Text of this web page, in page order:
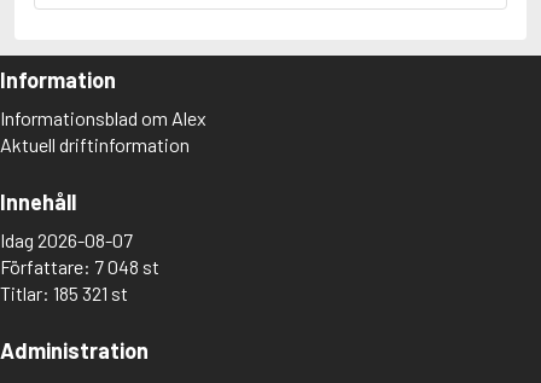
Information
Informationsblad om Alex
Aktuell driftinformation
Innehåll
Idag 2026-08-07
Författare: 7 048 st
Titlar: 185 321 st
Administration